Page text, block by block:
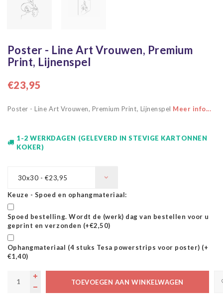
Poster - Line Art Vrouwen, Premium
Print, Lijnenspel
€23,95
Poster - Line Art Vrouwen, Premium Print, Lijnenspel Meer info...
1-2 WERKDAGEN (GELEVERD IN STEVIGE KARTONNEN
KOKER)
30x30 - €23,95
Keuze - Spoed en ophangmateriaal:
Spoed bestelling. Wordt de (werk) dag van bestellen voor u
geprint en verzonden (+€2,50)
Ophangmateriaal (4 stuks Tesa powerstrips voor poster) (+
€1,40)
TOEVOEGEN AAN WINKELWAGEN